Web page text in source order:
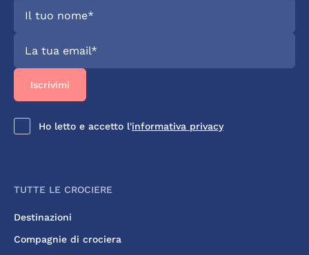
Ho letto e accetto l'informativa privacy
TUTTE LE CROCIERE
Destinazioni
Compagnie di crociera